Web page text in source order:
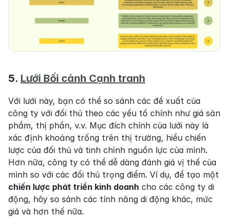
5. Lưới Bối cảnh Cạnh tranh
Với lưới này, bạn có thể so sánh các đề xuất của
công ty với đối thủ theo các yếu tố chính như giá sản
phẩm, thị phần, v.v. Mục đích chính của lưới này là
xác định khoảng trống trên thị trường, hiểu chiến
lược của đối thủ và tinh chỉnh nguồn lực của mình.
Hơn nữa, công ty có thể dễ dàng đánh giá vị thế của
chiến lược phát triển kinh doanh cho các công ty di
động, hãy so sánh các tính năng di động khác, mức
giá và hơn thế nữa.